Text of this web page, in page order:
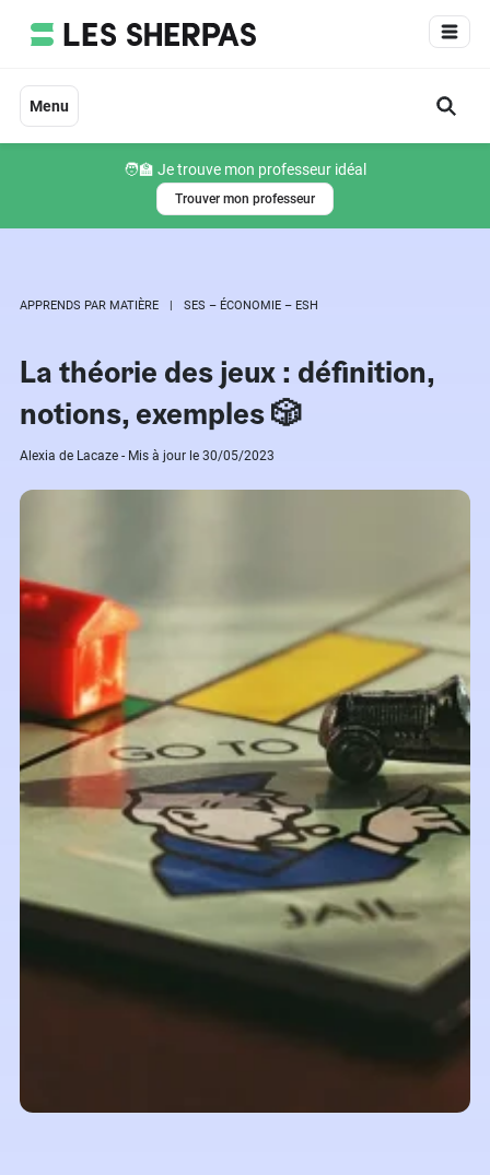
Menu
🧑‍🏫 Je trouve mon professeur idéal
Trouver mon professeur
APPRENDS PAR MATIÈRE SES – ÉCONOMIE – ESH
La théorie des jeux : définition,
notions, exemples 🎲
Alexia de Lacaze - Mis à jour le 30/05/2023